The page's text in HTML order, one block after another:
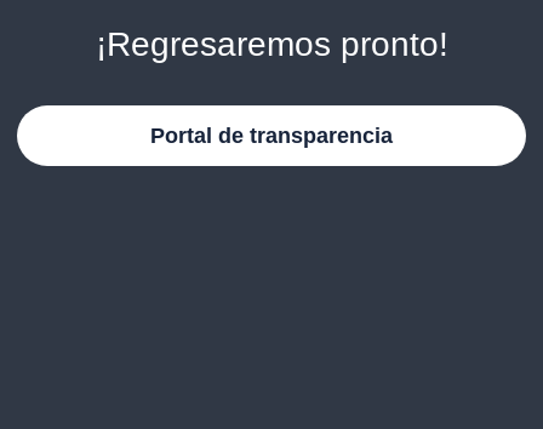
¡Regresaremos pronto!
Portal de transparencia